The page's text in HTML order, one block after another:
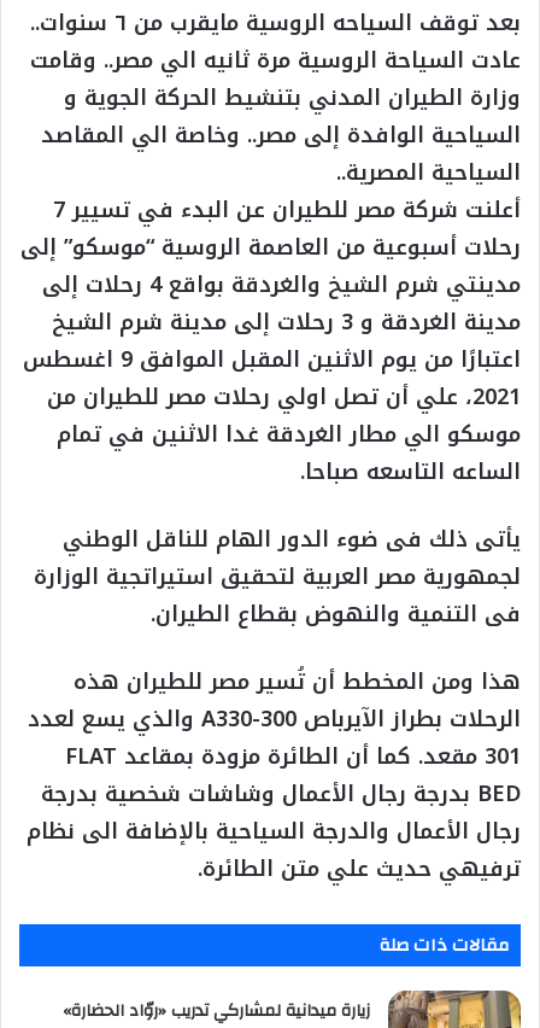
بعد توقف السياحه الروسية مايقرب من ٦ سنوات..
عادت السياحة الروسية مرة ثانيه الي مصر.. وقامت
وزارة الطيران المدني بتنشيط الحركة الجوية و
السياحية الوافدة إلى مصر.. وخاصة الي المقاصد
السياحية المصرية..
أعلنت شركة مصر للطيران عن البدء في تسيير 7
رحلات أسبوعية من العاصمة الروسية “موسكو” إلى
مدينتي شرم الشيخ والغردقة بواقع 4 رحلات إلى
مدينة الغردقة و 3 رحلات إلى مدينة شرم الشيخ
اعتبارًا من يوم الاثنين المقبل الموافق 9 اغسطس
2021، علي أن تصل اولي رحلات مصر للطيران من
موسكو الي مطار الغردقة غدا الاثنين في تمام
الساعه التاسعه صباحا.
يأتى ذلك فى ضوء الدور الهام للناقل الوطني
لجمهورية مصر العربية لتحقيق استيراتجية الوزارة
فى التنمية والنهوض بقطاع الطيران.
هذا ومن المخطط أن تُسير مصر للطيران هذه
الرحلات بطراز الآيرباص A330-300 والذي يسع لعدد
301 مقعد. كما أن الطائرة مزودة بمقاعد FLAT
BED بدرجة رجال الأعمال وشاشات شخصية بدرجة
رجال الأعمال والدرجة السياحية بالإضافة الى نظام
ترفيهي حديث علي متن الطائرة.
مقالات ذات صلة
زيارة ميدانية لمشاركي تدريب «روّاد الحضارة»